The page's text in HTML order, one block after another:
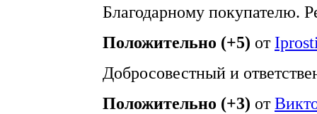
Благодарному покупателю.
Положительно (+5) от
Добросовестный и
Положительно (+3) от